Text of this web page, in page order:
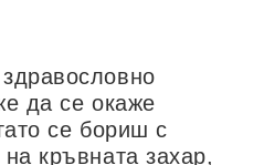
да се окаже
се бориш с
кръвната захар,